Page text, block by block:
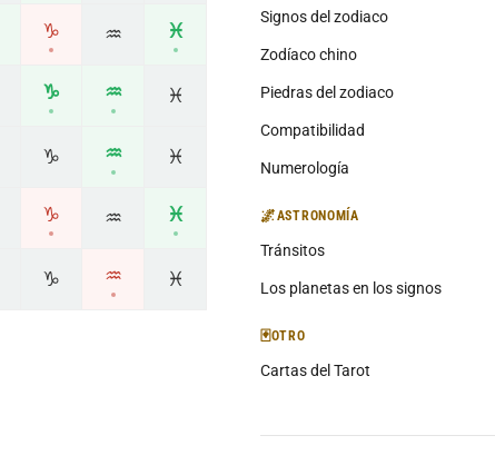
♑ ♒ ♓
♑ ♒ ♓
♑ ♒ ♓
♑ ♒ ♓
♑ ♒ ♓
Signos del zodiaco
Zodíaco chino
Piedras del zodiaco
Compatibilidad
Numerología
🌌ASTRONOMÍA
Tránsitos
Los planetas en los signos
🃏OTRO
Cartas del Tarot